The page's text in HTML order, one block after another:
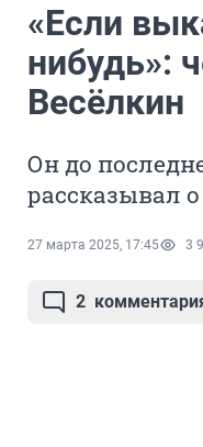
«Если
нибудь»:
Весёлкин
Он до
рассказывал
27 марта 2025, 17:45 3
2